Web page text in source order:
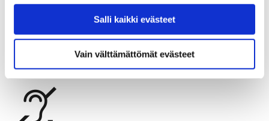
Salli kaikki evästeet
Vain välttämättömät evästeet
Esteetön WC on vain alakerrassa.
Lapsivieraat on huomioitu wc-tiloissa. Vauvan
hoitopisteet ovat ylä- ja alakerran wc-tiloissa.